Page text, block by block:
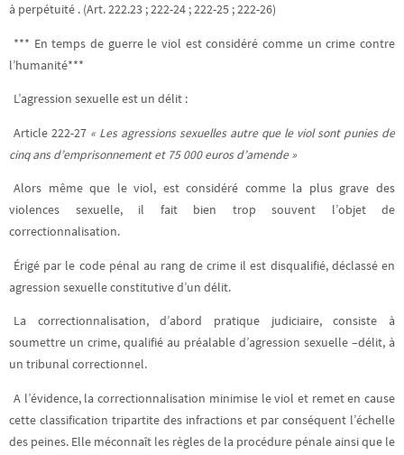
à perpétuité . (Art. 222.23 ; 222-24 ; 222-25 ; 222-26)
*** En temps de guerre le viol est considéré comme un crime contre
l’humanité***
L’agression sexuelle est un délit :
Article 222-27 « Les agressions sexuelles autre que le viol sont punies de
cinq ans d’emprisonnement et 75 000 euros d’amende »
Alors même que le viol, est considéré comme la plus grave des
violences sexuelle, il fait bien trop souvent l’objet de
correctionnalisation.
Érigé par le code pénal au rang de crime il est disqualifié, déclassé en
agression sexuelle constitutive d’un délit.
La correctionnalisation, d’abord pratique judiciaire, consiste à
soumettre un crime, qualifié au préalable d’agression sexuelle –délit, à
un tribunal correctionnel.
A l’évidence, la correctionnalisation minimise le viol et remet en cause
cette classification tripartite des infractions et par conséquent l’échelle
des peines. Elle méconnaît les règles de la procédure pénale ainsi que le